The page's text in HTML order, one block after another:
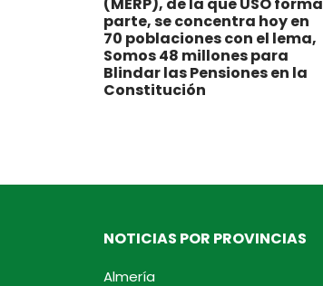
parte, se concentra hoy en
70 poblaciones con el lema,
Somos 48 millones para
Blindar las Pensiones en la
Constitución
NOTICIAS POR PROVINCIAS
Almería